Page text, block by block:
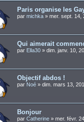
Paris organise les
par michka » mer. sept. 14,
Qui aimerait
par Ella30 » dim. janv. 10,
Objectif abdos !
par Noé » dim. mars 13,
Bonjour
par Catherine » mer. févr.